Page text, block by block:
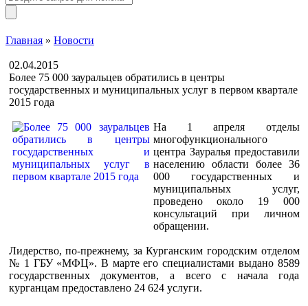
Главная » Новости
02.04.2015
Более 75 000 зауральцев обратились в центры
государственных и муниципальных услуг в первом квартале
2015 года
На 1 апреля отделы
многофункционального
центра Зауралья предоставили
населению области более 36
000 государственных и
муниципальных услуг,
проведено около 19 000
консультаций при личном
обращении.
Лидерство, по-прежнему, за Курганским городским отделом
№ 1 ГБУ «МФЦ». В марте его специалистами выдано 8589
государственных документов, а всего с начала года
курганцам предоставлено 24 624 услуги.